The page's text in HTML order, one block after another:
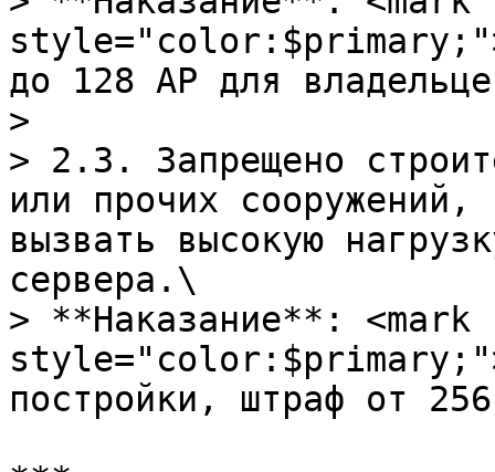
до 128 АР для
>
> 2.3. Запрещено
или прочих сооружений,
вызвать высокую
сервера.\
> **Наказание**: <mark
постройки, штраф от